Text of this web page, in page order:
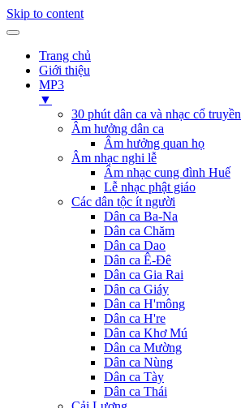
Skip to content
Trang chủ
Giới thiệu
MP3
▼
30 phút dân ca và nhạc cổ truyền
Âm hưởng dân ca
Âm hưởng quan họ
Âm nhạc nghi lễ
Âm nhạc cung đình Huế
Lễ nhạc phật giáo
Các dân tộc ít người
Dân ca Ba-Na
Dân ca Chăm
Dân ca Dao
Dân ca Ê-Đê
Dân ca Gia Rai
Dân ca Giáy
Dân ca H'mông
Dân ca H're
Dân ca Khơ Mú
Dân ca Mường
Dân ca Nùng
Dân ca Tày
Dân ca Thái